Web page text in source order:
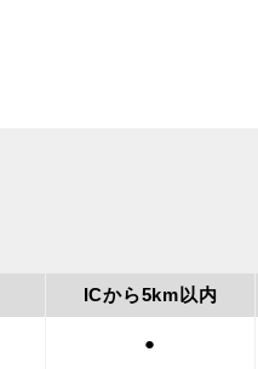
ICから5km以内
●